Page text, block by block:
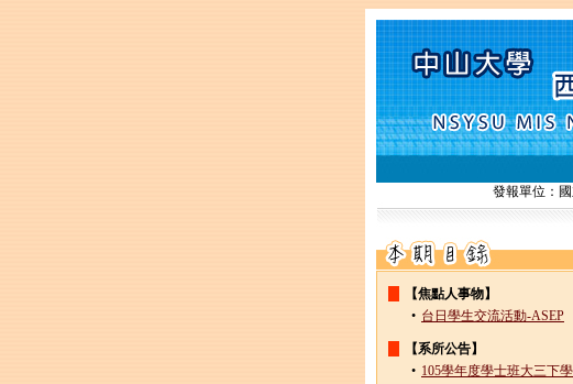
發報單位：
【焦點人事物】
• 台日學生交流活動-ASEP
【系所公告】
• 105學年度學士班大三下​